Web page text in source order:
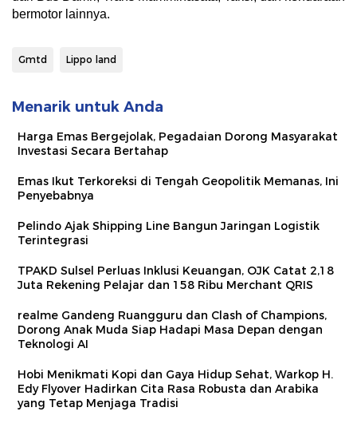
bermotor lainnya.
Gmtd Lippo land
Menarik untuk Anda
Harga Emas Bergejolak, Pegadaian Dorong Masyarakat
Investasi Secara Bertahap
Emas Ikut Terkoreksi di Tengah Geopolitik Memanas, Ini
Penyebabnya
Pelindo Ajak Shipping Line Bangun Jaringan Logistik
Terintegrasi
TPAKD Sulsel Perluas Inklusi Keuangan, OJK Catat 2,18
Juta Rekening Pelajar dan 158 Ribu Merchant QRIS
realme Gandeng Ruangguru dan Clash of Champions,
Dorong Anak Muda Siap Hadapi Masa Depan dengan
Teknologi AI
Hobi Menikmati Kopi dan Gaya Hidup Sehat, Warkop H.
Edy Flyover Hadirkan Cita Rasa Robusta dan Arabika
yang Tetap Menjaga Tradisi